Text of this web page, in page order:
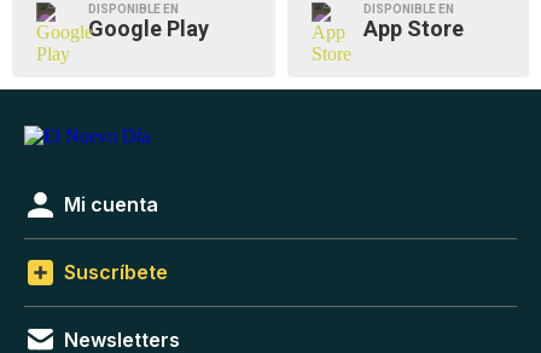
DISPONIBLE EN
Google Play
DISPONIBLE EN
App Store
Mi cuenta
Suscríbete
Newsletters